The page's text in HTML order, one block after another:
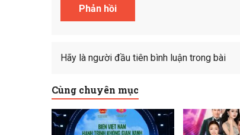
Hãy là người đầu tiên bình luận trong bài
Cùng chuyên mục